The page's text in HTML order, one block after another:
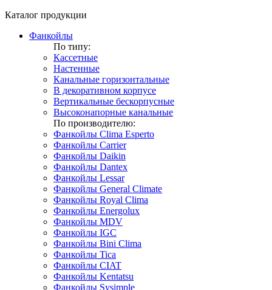
Каталог продукции
Фанкойлы
По типу:
Кассетные
Настенные
Канальные горизонтальные
В декоративном корпусе
Вертикальные бескорпусные
Высоконапорные канальные
По производителю:
Фанкойлы Clima Esperto
Фанкойлы Carrier
Фанкойлы Daikin
Фанкойлы Dantex
Фанкойлы Lessar
Фанкойлы General Climate
Фанкойлы Royal Clima
Фанкойлы Energolux
Фанкойлы MDV
Фанкойлы IGC
Фанкойлы Bini Clima
Фанкойлы Tica
Фанкойлы CIAT
Фанкойлы Kentatsu
Фанкойлы Sysimple